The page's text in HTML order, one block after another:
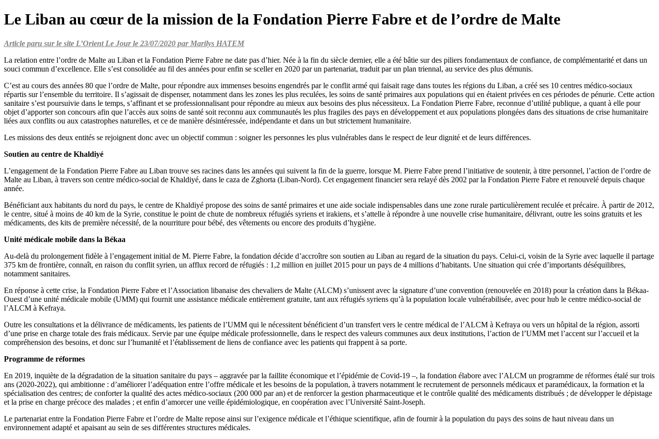
Le Liban au cœur de la mission de la Fondation Pierre Fabre et de l’ordre de Malte
Article paru sur le site L’Orient Le Jour le 23/07/2020 par Marilys HATEM
La relation entre l’ordre de Malte au Liban et la Fondation Pierre Fabre ne date pas d’hier. Née à la fin du siècle dernier, elle a été bâtie sur des piliers fondamentaux de confiance, de complémentarité et dans un
souci commun d’excellence. Elle s’est consolidée au fil des années pour enfin se sceller en 2020 par un partenariat, traduit par un plan triennal, au service des plus démunis.
C’est au cours des années 80 que l’ordre de Malte, pour répondre aux immenses besoins engendrés par le conflit armé qui faisait rage dans toutes les régions du Liban, a créé ses 10 centres médico-sociaux
répartis sur l’ensemble du territoire. Il s’agissait de dispenser, notamment dans les zones les plus reculées, les soins de santé primaires aux populations qui en étaient privées en ces périodes de pénurie. Cette action
sanitaire s’est poursuivie dans le temps, s’affinant et se professionnalisant pour répondre au mieux aux besoins des plus nécessiteux. La Fondation Pierre Fabre, reconnue d’utilité publique, a quant à elle pour
objet d’apporter son concours afin que l’accès aux soins de santé soit reconnu aux communautés les plus fragiles des pays en développement et aux populations plongées dans des situations de crise humanitaire
liées aux conflits ou aux catastrophes naturelles, et ce de manière désintéressée, indépendante et dans un but strictement humanitaire.
Les missions des deux entités se rejoignent donc avec un objectif commun : soigner les personnes les plus vulnérables dans le respect de leur dignité et de leurs différences.
Soutien au centre de Khaldiyé
L’engagement de la Fondation Pierre Fabre au Liban trouve ses racines dans les années qui suivent la fin de la guerre, lorsque M. Pierre Fabre prend l’initiative de soutenir, à titre personnel, l’action de l’ordre de
Malte au Liban, à travers son centre médico-social de Khaldiyé, dans le caza de Zghorta (Liban-Nord). Cet engagement financier sera relayé dès 2002 par la Fondation Pierre Fabre et renouvelé depuis chaque
année.
Bénéficiant aux habitants du nord du pays, le centre de Khaldiyé propose des soins de santé primaires et une aide sociale indispensables dans une zone rurale particulièrement reculée et précaire. À partir de 2012,
le centre, situé à moins de 40 km de la Syrie, constitue le point de chute de nombreux réfugiés syriens et irakiens, et s’attelle à répondre à une nouvelle crise humanitaire, délivrant, outre les soins gratuits et les
médicaments, des kits de première nécessité, de la nourriture pour bébé, des vêtements ou encore des produits d’hygiène.
Unité médicale mobile dans la Békaa
Au-delà du prolongement fidèle à l’engagement initial de M. Pierre Fabre, la fondation décide d’accroître son soutien au Liban au regard de la situation du pays. Celui-ci, voisin de la Syrie avec laquelle il partage
375 km de frontière, connaît, en raison du conflit syrien, un afflux record de réfugiés : 1,2 million en juillet 2015 pour un pays de 4 millions d’habitants. Une situation qui crée d’importants déséquilibres,
notamment sanitaires.
En réponse à cette crise, la Fondation Pierre Fabre et l’Association libanaise des chevaliers de Malte (ALCM) s’unissent avec la signature d’une convention (renouvelée en 2018) pour la création dans la Békaa-
Ouest d’une unité médicale mobile (UMM) qui fournit une assistance médicale entièrement gratuite, tant aux réfugiés syriens qu’à la population locale vulnérabilisée, avec pour hub le centre médico-social de
l’ALCM à Kefraya.
Outre les consultations et la délivrance de médicaments, les patients de l’UMM qui le nécessitent bénéficient d’un transfert vers le centre médical de l’ALCM à Kefraya ou vers un hôpital de la région, assorti
d’une prise en charge totale des frais médicaux. Servie par une équipe médicale professionnelle, dans le respect des valeurs communes aux deux institutions, l’action de l’UMM met l’accent sur l’accueil et la
compréhension des besoins, et donc sur l’humanité et l’établissement de liens de confiance avec les patients qui frappent à sa porte.
Programme de réformes
En 2019, inquiète de la dégradation de la situation sanitaire du pays – aggravée par la faillite économique et l’épidémie de Covid-19 –, la fondation élabore avec l’ALCM un programme de réformes étalé sur trois
ans (2020-2022), qui ambitionne : d’améliorer l’adéquation entre l’offre médicale et les besoins de la population, à travers notamment le recrutement de personnels médicaux et paramédicaux, la formation et la
spécialisation des centres; de conforter la qualité des actes médico-sociaux (200 000 par an) et de renforcer la gestion pharmaceutique et le contrôle qualité des médicaments distribués ; de développer le dépistage
et la prise en charge précoce des malades ; et enfin d’amorcer une veille épidémiologique, en coopération avec l’Université Saint-Joseph.
Le partenariat entre la Fondation Pierre Fabre et l’ordre de Malte repose ainsi sur l’exigence médicale et l’éthique scientifique, afin de fournir à la population du pays des soins de haut niveau dans un
environnement adapté et apaisant au sein de ses différentes structures médicales.